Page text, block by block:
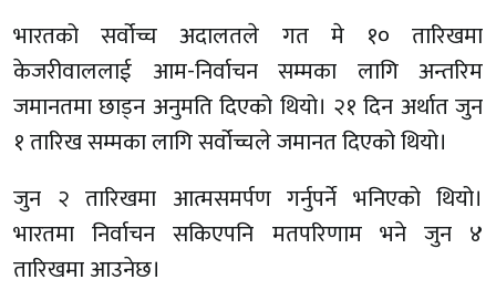
भारतको सर्वोच्च अदालतले गत मे १० तारिखमा
केजरीवाललाई आम-निर्वाचन सम्मका लागि अन्तरिम
जमानतमा छाड्न अनुमति दिएको थियो। २१ दिन अर्थात जुन
१ तारिख सम्मका लागि सर्वोच्चले जमानत दिएको थियो।
जुन २ तारिखमा आत्मसमर्पण गर्नुपर्ने भनिएको थियो।
भारतमा निर्वाचन सकिएपनि मतपरिणाम भने जुन ४
तारिखमा आउनेछ।